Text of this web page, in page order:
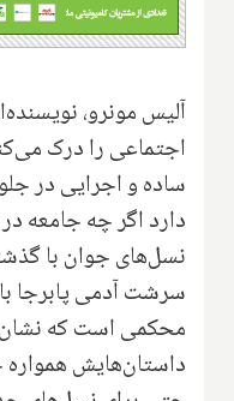
آلیس مونرو،
اجتماعی را درک
ساده و اجرایی در
دارد اگر چه جامعه
نسل‌های جوان با
سرشت آدمی پابرجا
محکمی است که
داستان‌هایش